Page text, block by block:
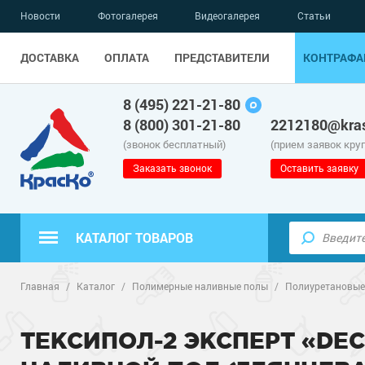
Новости Фотогалерея Видеогалерея Статьи
ДОСТАВКА ОПЛАТА ПРЕДСТАВИТЕЛИ
8 (495) 221-21-80
8 (800) 301-21-80
(звонок бесплатный)
Заказать звонок
(прием заявок
Оставить заявку
КАТАЛОГ ТОВАРОВ
Полимерные наливные полы
Водно-
Эпоксидные
Грунт-эмали
Главная / Каталог / Полимерные наливные полы /
ТЕКСИПОЛ-2 ЭКСПЕРТ